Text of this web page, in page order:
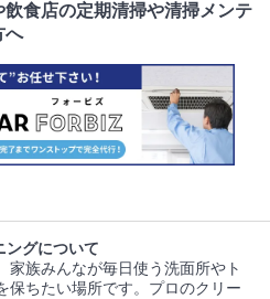
食店の定期清掃や清掃メンテ
へ
ングについて
家族みんなが毎日使う洗面所やト
保ちたい場所です。プロのクリー